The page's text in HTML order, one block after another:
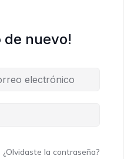
de nuevo!
¿Olvidaste la contraseña?